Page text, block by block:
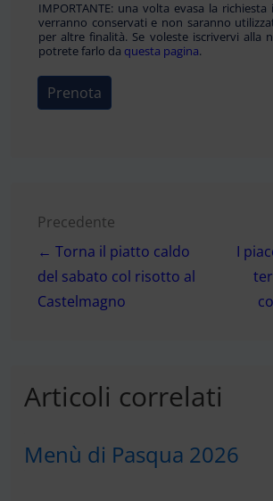
IMPORTANTE: una volta evasa la
verranno conservati e non saranno
per altre finalità. Se voleste iscrivervi alla
potrete farlo da questa pagina.
Prenota
Navigazione
articoli
Precedente
← Torna il piatto caldo
del sabato col risotto al
Castelmagno
I
Articoli correlati
Menù di Pasqua 2026